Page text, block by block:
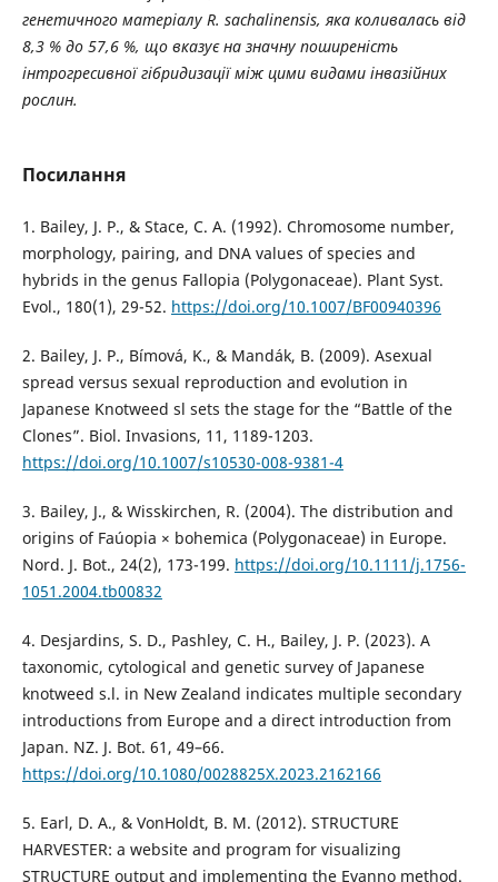
генетичного матеріалу R. sachalinensis, яка коливалась від
8,3 % до 57,6 %, що вказує на значну поширеність
інтрогресивної гібридизації між цими видами інвазійних
рослин.
Посилання
1. Bailey, J. P., & Stace, C. A. (1992). Chromosome number,
morphology, pairing, and DNA values of species and
hybrids in the genus Fallopia (Polygonaceae). Plant Syst.
Evol., 180(1), 29-52. https://doi.org/10.1007/BF00940396
2. Bailey, J. P., Bímová, K., & Mandák, B. (2009). Asexual
spread versus sexual reproduction and evolution in
Japanese Knotweed sl sets the stage for the “Battle of the
Clones”. Biol. Invasions, 11, 1189-1203.
https://doi.org/10.1007/s10530-008-9381-4
3. Bailey, J., & Wisskirchen, R. (2004). The distribution and
origins of Faúopia × bohemica (Polygonaceae) in Europe.
Nord. J. Bot., 24(2), 173-199. https://doi.org/10.1111/j.1756-
1051.2004.tb00832
4. Desjardins, S. D., Pashley, C. H., Bailey, J. P. (2023). A
taxonomic, cytological and genetic survey of Japanese
knotweed s.l. in New Zealand indicates multiple secondary
introductions from Europe and a direct introduction from
Japan. NZ. J. Bot. 61, 49–66.
https://doi.org/10.1080/0028825X.2023.2162166
5. Earl, D. A., & VonHoldt, B. M. (2012). STRUCTURE
HARVESTER: a website and program for visualizing
STRUCTURE output and implementing the Evanno method.